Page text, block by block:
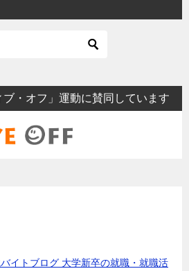
ブ・オフ」運動に賛同しています